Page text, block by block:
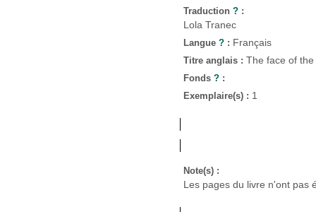
Traduction ? :
Lola Tranec
Langue ? : Français
Titre anglais : The face of
Fonds ? :
Exemplaire(s) : 1
Note(s) :
Les pages du livre n'ont pas